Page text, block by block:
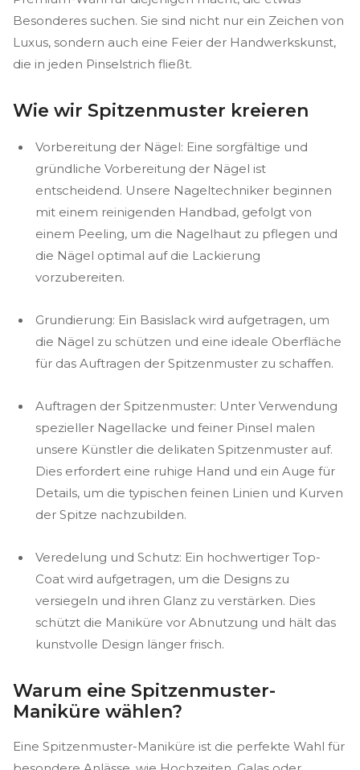
Besonderes suchen. Sie sind nicht nur ein Zeichen von
Luxus, sondern auch eine Feier der Handwerkskunst,
die in jeden Pinselstrich fließt.
Wie wir Spitzenmuster kreieren
Vorbereitung der Nägel: Eine sorgfältige und
gründliche Vorbereitung der Nägel ist
entscheidend. Unsere Nageltechniker beginnen
mit einem reinigenden Handbad, gefolgt von
einem Peeling, um die Nagelhaut zu pflegen und
die Nägel optimal auf die Lackierung
vorzubereiten.
Grundierung: Ein Basislack wird aufgetragen, um
die Nägel zu schützen und eine ideale Oberfläche
für das Auftragen der Spitzenmuster zu schaffen.
Auftragen der Spitzenmuster: Unter Verwendung
spezieller Nagellacke und feiner Pinsel malen
unsere Künstler die delikaten Spitzenmuster auf.
Dies erfordert eine ruhige Hand und ein Auge für
Details, um die typischen feinen Linien und Kurven
der Spitze nachzubilden.
Veredelung und Schutz: Ein hochwertiger Top-
Coat wird aufgetragen, um die Designs zu
versiegeln und ihren Glanz zu verstärken. Dies
schützt die Maniküre vor Abnutzung und hält das
kunstvolle Design länger frisch.
Warum eine Spitzenmuster-
Maniküre wählen?
Eine Spitzenmuster-Maniküre ist die perfekte Wahl für